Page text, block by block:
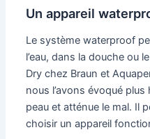
Un appareil
Le système waterproof
l’eau, dans la douche ou
Dry chez Braun et
nous l’avons évoqué plus
peau et atténue le mal. Il
choisir un appareil